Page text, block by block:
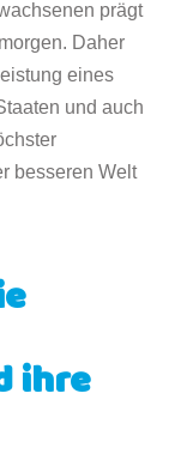
prägt
Daher
eines
und auch
besseren Welt
ihre